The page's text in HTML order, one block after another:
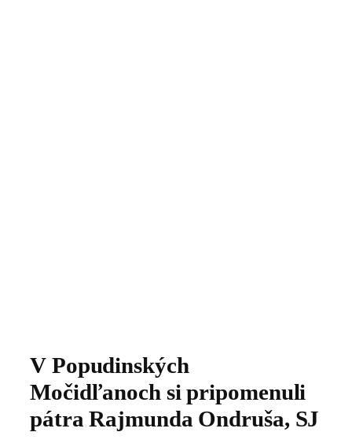
V Popudinských
Močidľanoch si pripomenuli
pátra Rajmunda Ondruša, SJ